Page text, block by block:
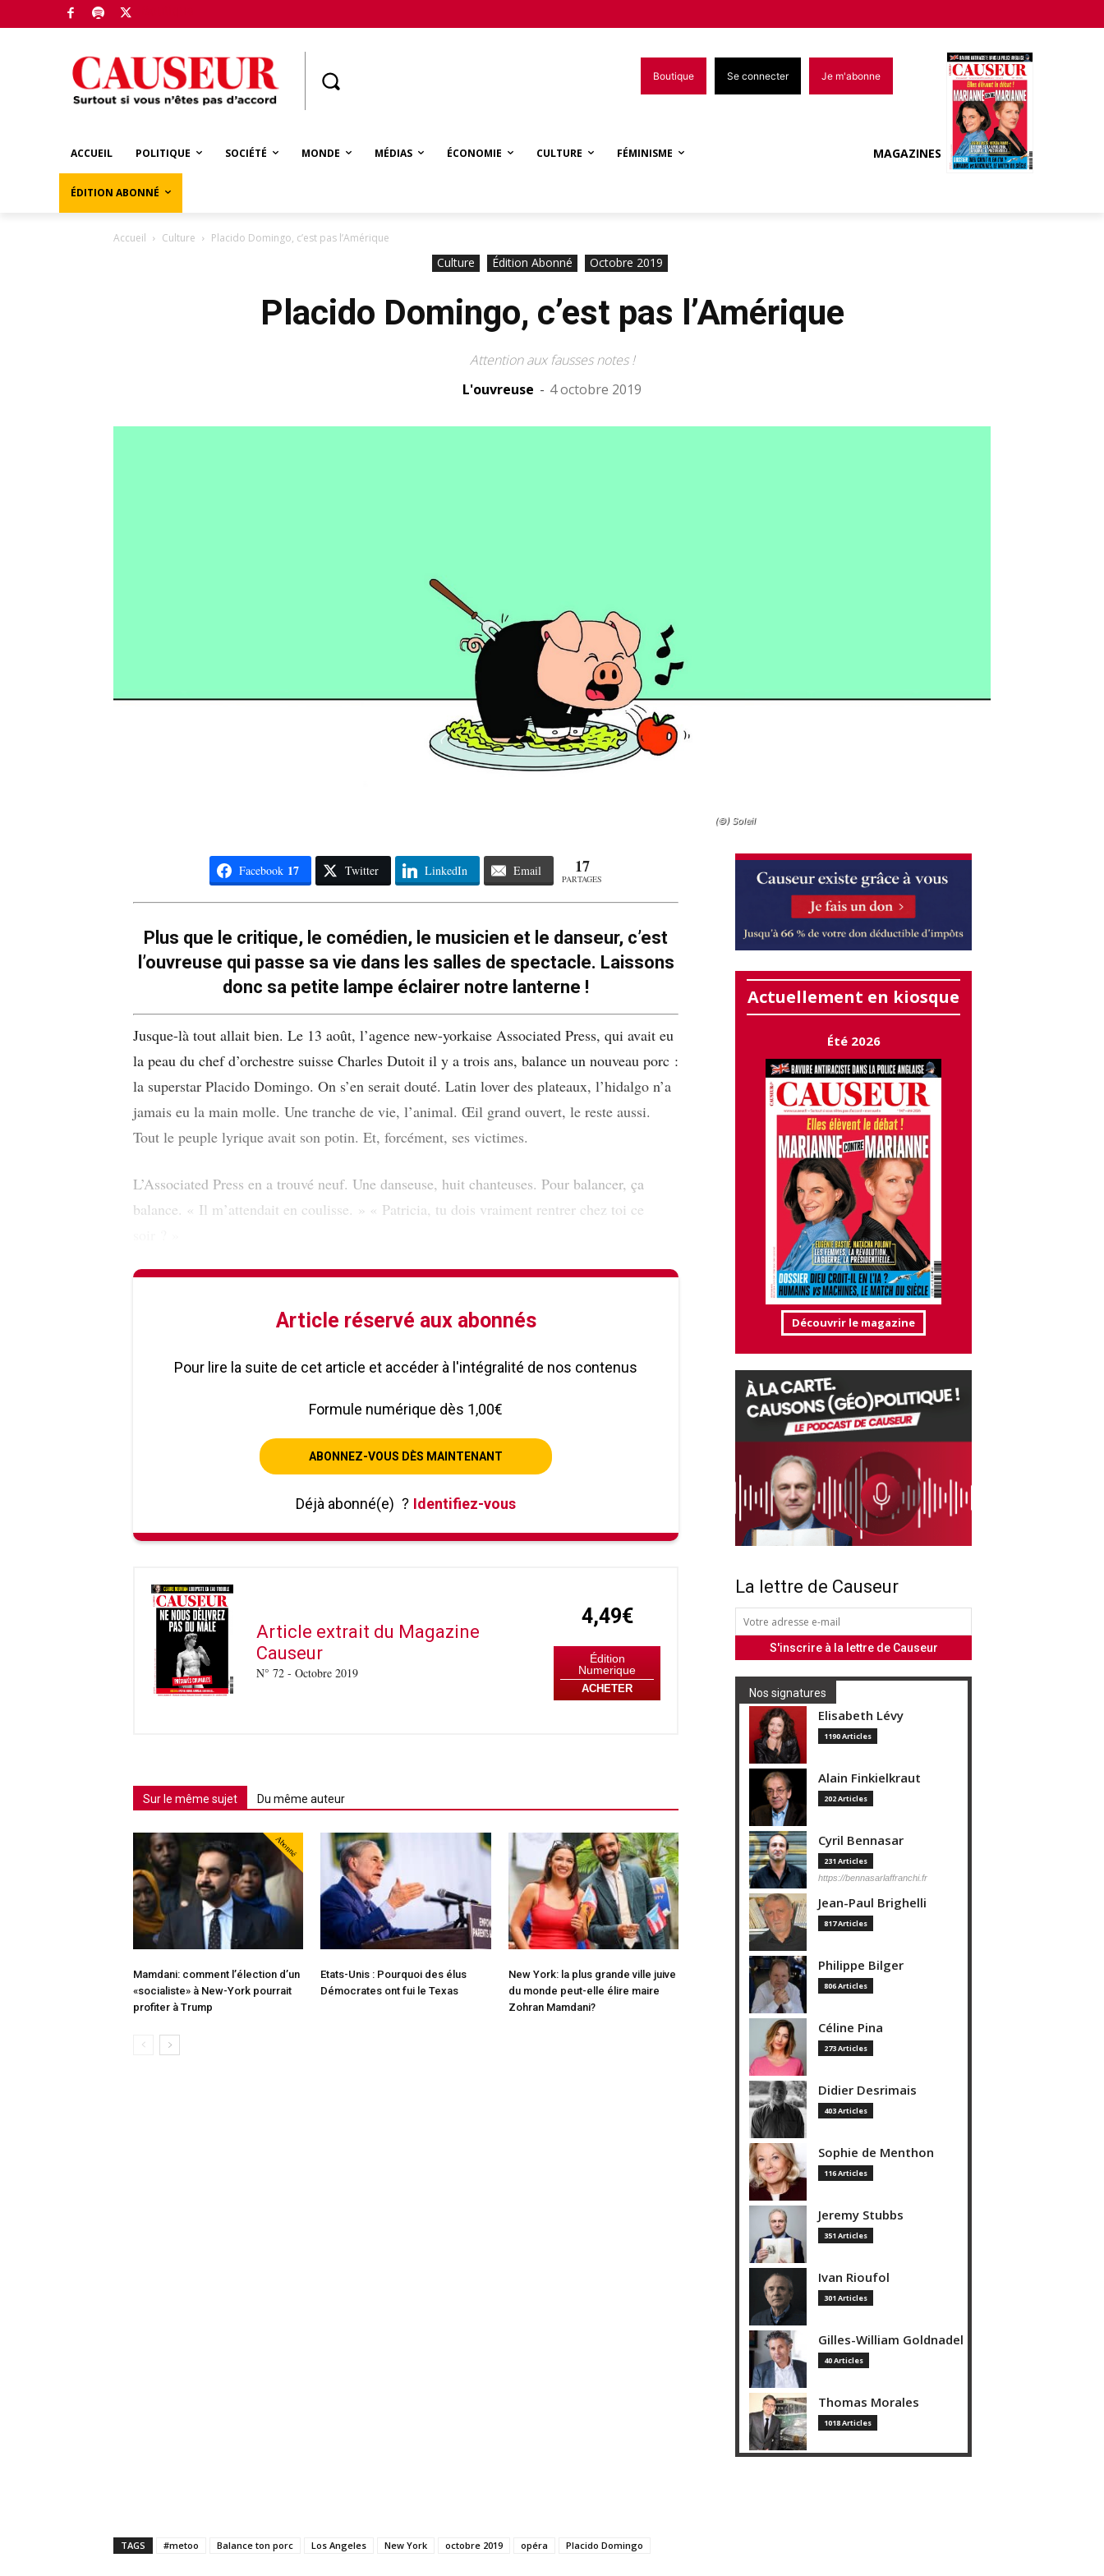
Boutique Se connecter Je m'abonne
ACCUEIL POLITIQUE SOCIÉTÉ MONDE MÉDIAS ÉCONOMIE CULTURE FÉMINISME
ÉDITION ABONNÉ
MAGAZINES
Accueil Culture Placido Domingo, c’est pas l’Amérique
Culture Édition Abonné Octobre 2019
Placido Domingo, c’est pas l’Amérique
Attention aux fausses notes !
L'ouvreuse - 4 octobre 2019
(©) Soleil
Facebook 17 Twitter LinkedIn Email 17
PARTAGES
Plus que le critique, le comédien, le musicien et le danseur, c’est
l’ouvreuse qui passe sa vie dans les salles de spectacle. Laissons
donc sa petite lampe éclairer notre lanterne !
Jusque-là tout allait bien. Le 13 août, l’agence new-yorkaise Associated Press, qui avait eu
la peau du chef d’orchestre suisse Charles Dutoit il y a trois ans, balance un nouveau porc :
la superstar Placido Domingo. On s’en serait douté. Latin lover des plateaux, l’hidalgo n’a
jamais eu la main molle. Une tranche de vie, l’animal. Œil grand ouvert, le reste aussi.
Tout le peuple lyrique avait son potin. Et, forcément, ses victimes.
L’Associated Press en a trouvé neuf. Une danseuse, huit chanteuses. Pour balancer, ça
balance. « Il m’attendait en coulisse. » « Patricia, tu dois vraiment rentrer chez toi ce
Article réservé aux abonnés
Pour lire la suite de cet article et accéder à l'intégralité de nos contenus
Formule numérique dès 1,00€
ABONNEZ-VOUS DÈS MAINTENANT
Déjà abonné(e) ? Identifiez-vous
Article extrait du Magazine
Causeur
N° 72 - Octobre 2019
4,49€
Édition
Numerique
ACHETER
Sur le même sujet Du même auteur
Abonné
Mamdani: comment l’élection d’un
«socialiste» à New-York pourrait
profiter à Trump
Etats-Unis : Pourquoi des élus
Démocrates ont fui le Texas
New York: la plus grande ville juive
du monde peut-elle élire maire
Zohran Mamdani?
Actuellement en kiosque
Été 2026
Découvrir le magazine
La lettre de Causeur
Nos signatures
Elisabeth Lévy
1190 Articles
Alain Finkielkraut
202 Articles
Cyril Bennasar
231 Articles
https://bennasarlaffranchi.fr
Jean-Paul Brighelli
817 Articles
Philippe Bilger
806 Articles
Céline Pina
273 Articles
Didier Desrimais
403 Articles
Sophie de Menthon
116 Articles
Jeremy Stubbs
351 Articles
Ivan Rioufol
301 Articles
Gilles-William Goldnadel
40 Articles
Thomas Morales
1018 Articles
TAGS #metoo Balance ton porc Los Angeles New York octobre 2019 opéra Placido Domingo